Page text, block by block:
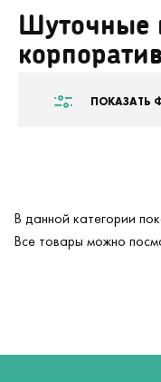
Шуточные
ПОКАЗАТЬ
В данной категории
Все товары можно